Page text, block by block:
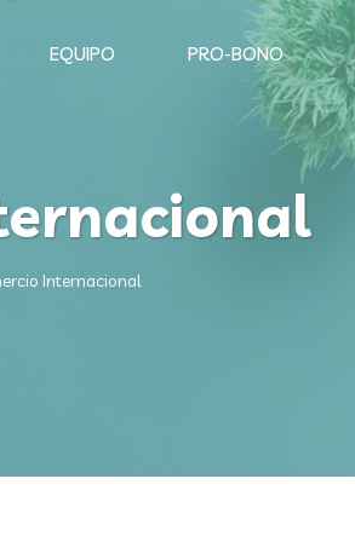
EQUIPO PRO-BONO
Internacional